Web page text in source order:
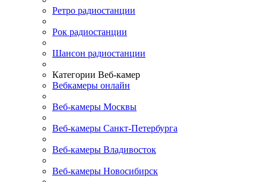
Ретро радиостанции
Рок радиостанции
Шансон радиостанции
Категории Веб-камер
Вебкамеры онлайн
Веб-камеры Москвы
Веб-камеры Санкт-Петербурга
Веб-камеры Владивосток
Веб-камеры Новосибирск